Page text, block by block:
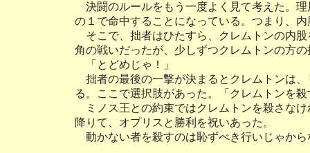
決闘のルールをもう一度よく見て考えた。
の１で命中することになっている。つまり、
そこで、拙者はひたすら、クレムトンの内
角の戦いだったが、少しずつクレムトンの方
「とどめじゃ！」
拙者の最後の一撃が決まるとクレムトンは
る。ここで選択肢があった。「クレムトンを
ミノス王との約束ではクレムトンを殺さな
降りて、オプリスと勝利を祝いあった。
動かない者を殺すのは恥ずべき行いじゃから